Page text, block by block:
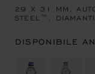
29 X 31 MM,
STEEL™, DIAMANTI
DISPONIBILE